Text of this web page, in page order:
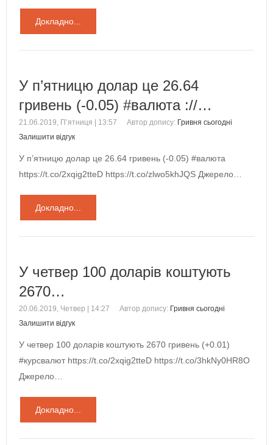
Докладно...
У п’ятницю долар це 26.64
гривень (-0.05) #валюта ://…
21.06.2019, П’ятниця | 13:57 Автор допису: Гривня сьогодні
Залишити відгук
У п’ятницю долар це 26.64 гривень (-0.05) #валюта
https://t.co/2xqig2tteD https://t.co/zlwo5khJQS Джерело…
Докладно...
У четвер 100 доларів коштують
2670…
20.06.2019, Четвер | 14:27 Автор допису: Гривня сьогодні
Залишити відгук
У четвер 100 доларів коштують 2670 гривень (+0.01)
#курсвалют https://t.co/2xqig2tteD https://t.co/3hkNy0HR8O
Джерело…
Докладно...